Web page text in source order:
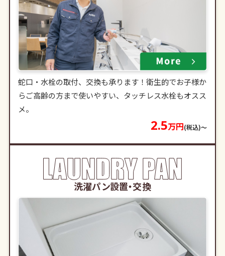
蛇口・水栓の取付、交換も承ります！衛生的でお子様か
らご高齢の方まで使いやすい、タッチレス水栓もオスス
メ。
2.5万円(税込)〜
洗濯パン設置・交換